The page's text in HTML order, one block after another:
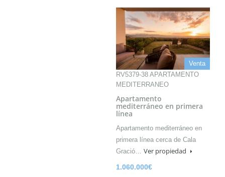
Venta
RV5379-38 APARTAMENTO
MEDITERRANEO
Apartamento
mediterráneo en primera
línea
Apartamento mediterráneo en
primera línea cerca de Cala
Gració… Ver propiedad
1.060.000€